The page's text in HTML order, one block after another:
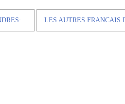
LES AUTRES FRANCAIS